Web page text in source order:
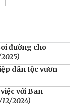
đường cho
dân tộc vươn
với Ban
12/2024)